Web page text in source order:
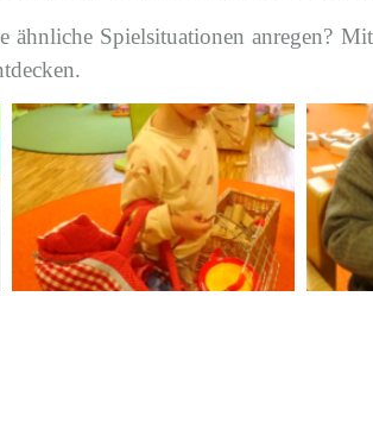
ähnliche Spielsituationen anregen?